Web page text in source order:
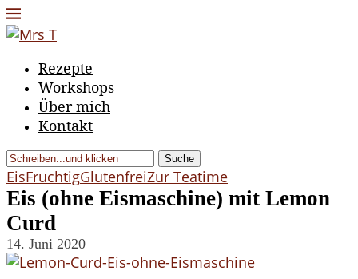
Rezepte
Workshops
Über mich
Kontakt
Suche
EisFruchtigGlutenfreiZur Teatime
Eis (ohne Eismaschine) mit Lemon
Curd
14. Juni 2020